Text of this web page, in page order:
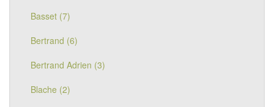
Basset (7)
Bertrand (6)
Bertrand Adrien (3)
Blache (2)